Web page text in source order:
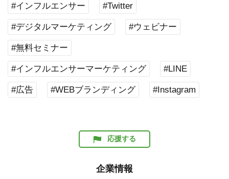
#インフルエンサー #Twitter
#デジタルマーケティング #ウェビナー
#無料セミナー
#インフルエンサーマーケティング #LINE
#広告 #WEBブランディング #Instagram
応援する
企業情報